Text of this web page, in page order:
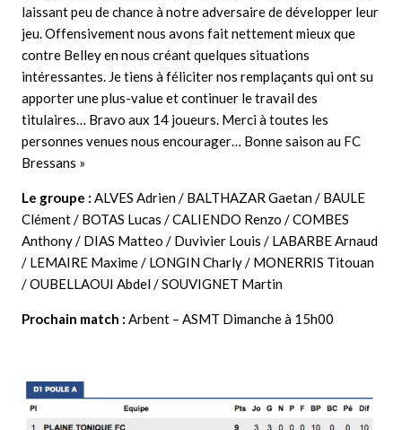
laissant peu de chance à notre adversaire de développer leur
jeu. Offensivement nous avons fait nettement mieux que
contre Belley en nous créant quelques situations
intéressantes. Je tiens à féliciter nos remplaçants qui ont su
apporter une plus-value et continuer le travail des
titulaires… Bravo aux 14 joueurs. Merci à toutes les
personnes venues nous encourager… Bonne saison au FC
Bressans »
Le groupe : ALVES Adrien / BALTHAZAR Gaetan / BAULE
Clément / BOTAS Lucas / CALIENDO Renzo / COMBES
Anthony / DIAS Matteo / Duvivier Louis / LABARBE Arnaud
/ LEMAIRE Maxime / LONGIN Charly / MONERRIS Titouan
/ OUBELLAOUI Abdel / SOUVIGNET Martin
Prochain match : Arbent – ASMT Dimanche à 15h00